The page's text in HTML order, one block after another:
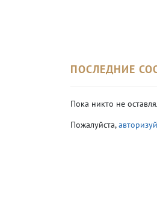
ПОСЛЕДНИЕ
Пока никто не
Пожалуйста,